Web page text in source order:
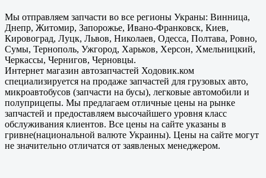
Мы отправляем запчасти во все регионы Украны: Винница,
Днепр, Житомир, Запорожье, Ивано-Франковск, Киев,
Кировоград, Луцк, Львов, Николаев, Одесса, Полтава, Ровно,
Сумы, Тернополь, Ужгород, Харьков, Херсон, Хмельницкий,
Черкассы, Чернигов, Черновцы.
Интернет магазин автозапчастей Ходовик.ком
специализируется на продаже запчастей для грузовых авто,
микроавтобусов (запчасти на бусы), легковые автомобили и
полуприцепы. Мы предлагаем отличные цены на рынке
запчастей и предоставляем высочайшего уровня класс
обслуживания клиентов. Все цены на сайте указаны в
гривне(национальной валюте Украины). Цены на сайте могут
не значительно отличатся от заявленых менеджером.